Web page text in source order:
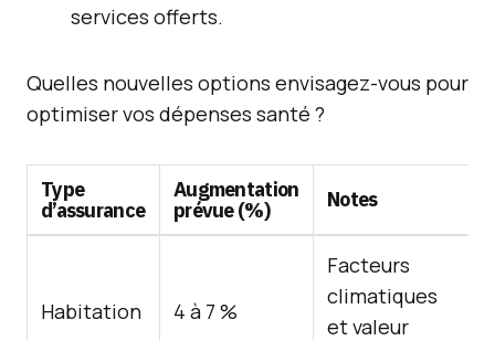
services offerts.
Quelles nouvelles options envisagez-vous pour
optimiser vos dépenses santé ?
Type
d’assurance
Augmentation
prévue (%)
Notes
Habitation 4 à 7 %
Facteurs
climatiques
et valeur